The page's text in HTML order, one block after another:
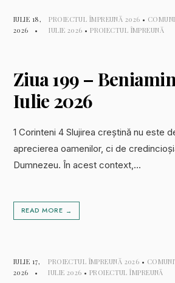
IULIE 18,
2026
•
PROIECTUL ÎMPREUNĂ 2026 •
IULIE 2026 •PROIECTUL ÎMPREUNĂ
Ziua 199 –
Iulie 2026
1 Corinteni 4 Slujirea creștină nu este
aprecierea oamenilor, ci de
Dumnezeu. În acest context,...
READ MORE →
IULIE 17,
2026
•
PROIECTUL ÎMPREUNĂ 2026 •
IULIE 2026 • PROIECTUL ÎMPREUNĂ